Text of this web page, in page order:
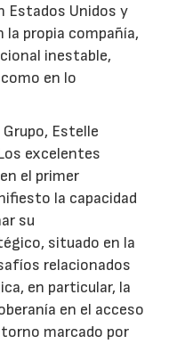
Estados Unidos y
la propia compañía,
inestable,
en lo
Estelle
excelentes
el primer
la capacidad
su
situado en la
relacionados
en particular, la
en el acceso
marcado por